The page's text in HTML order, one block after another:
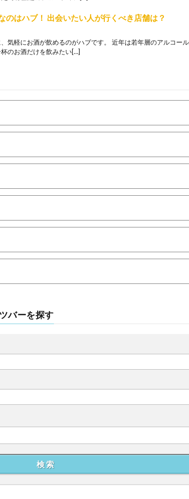
のはハブ！ 出会いたい人が行くべき店舗は？
気軽にお酒が飲めるのがハブです。 近年は若年層のアルコー
のお酒だけを飲みたい[…]
バーを探す
検 索